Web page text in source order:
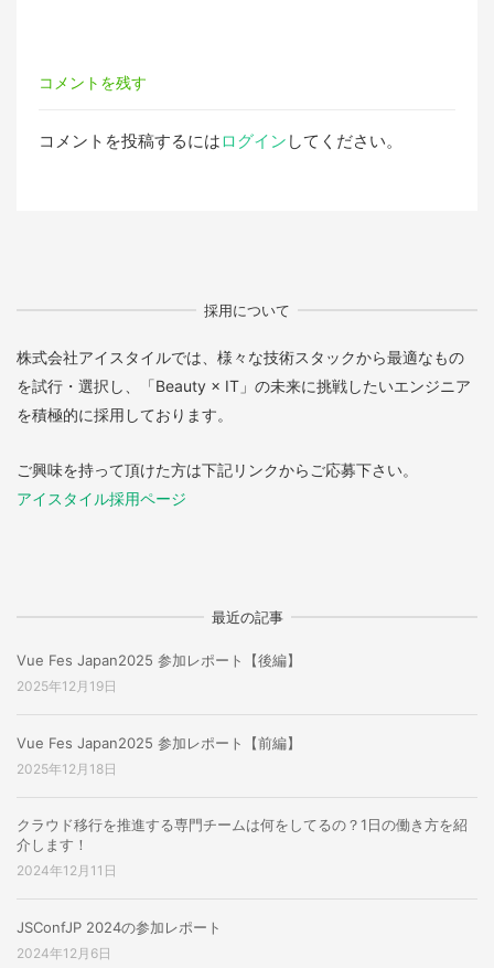
コメントを残す
コメントを投稿するにはログイン してください。
採用について
株式会社アイスタイルでは、様々な技術スタックから最適なもの
を試行・選択し、「Beauty × IT」の未来に挑戦したいエンジニア
を積極的に採用しております。
ご興味を持って頂けた方は下記リンクからご応募下さい。
アイスタイル採用ページ
最近の記事
Vue Fes Japan2025 参加レポート【後編】
2025年12月19日
Vue Fes Japan2025 参加レポート【前編】
2025年12月18日
クラウド移行を推進する専門チームは何をしてるの？1日の働き方を紹
介します！
2024年12月11日
JSConfJP 2024の参加レポート
2024年12月6日